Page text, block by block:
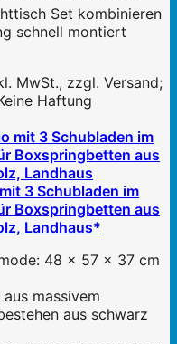
Set kombinieren
schnell montiert
MwSt., zzgl. Versand;
Haftung
3 Schubladen im
Boxspringbetten aus
Landhaus*
48 x 57 x 37 cm
massivem
aus schwarz